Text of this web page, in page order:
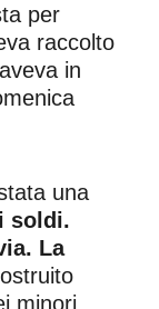
per
raccolto
in
una
soldi.
La
minori